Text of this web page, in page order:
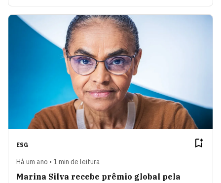
ESG
Há um ano • 1 min de leitura
Marina Silva recebe prêmio global pela